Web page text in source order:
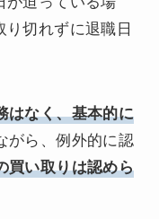
切れずに退職日
はなく、基本的に
がら、例外的に認
買い取りは認めら